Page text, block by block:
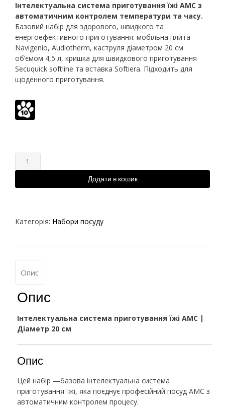
Інтелектуальна система приготування їжі AMC з
автоматичним контролем температури та часу.
Базовий набір для здорового, швидкого та
енергоефективного приготування: мобільна плита
Navigenio, Audiotherm, каструля діаметром 20 см
об’ємом 4,5 л, кришка для швидкового приготування
Secuquick softline та вставка Softiera. Підходить для
щоденного приготування.
Додати в кошик
Категорія: Набори посуду
Опис
Опис
Інтелектуальна система приготування їжі AMC |
Діаметр 20 см
Опис
Цей набір —базова інтелектуальна система
приготування їжі, яка поєднує професійний посуд AMC з
автоматичним контролем процесу.